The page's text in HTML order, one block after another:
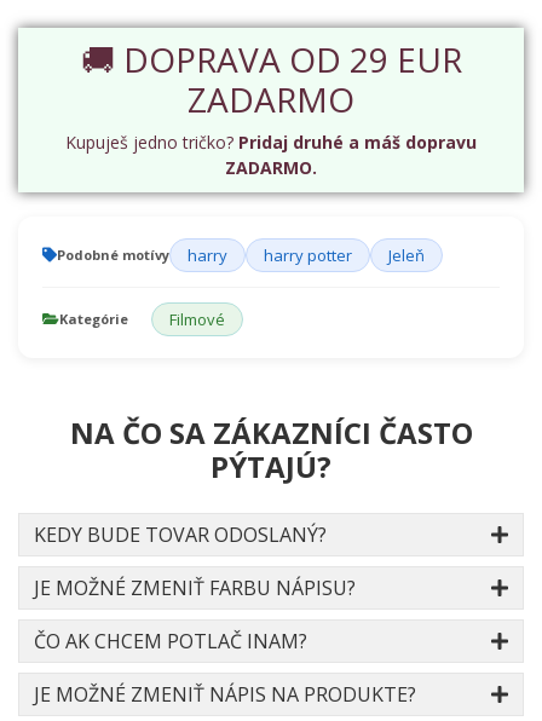
🚚 DOPRAVA OD 29 EUR
ZADARMO
Kupuješ jedno tričko? Pridaj druhé a máš dopravu
ZADARMO.
Podobné motívy harry harry potter Jeleň
Kategórie Filmové
NA ČO SA ZÁKAZNÍCI ČASTO
PÝTAJÚ?
KEDY BUDE TOVAR ODOSLANÝ?
JE MOŽNÉ ZMENIŤ FARBU NÁPISU?
ČO AK CHCEM POTLAČ INAM?
JE MOŽNÉ ZMENIŤ NÁPIS NA PRODUKTE?